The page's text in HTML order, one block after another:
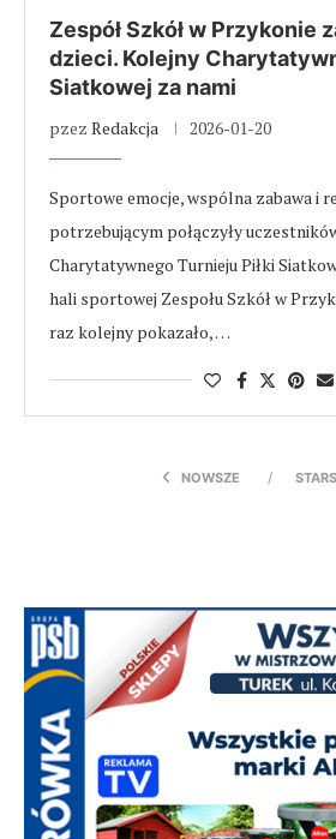
Zespół Szkół w Przykonie
dzieci. Kolejny
Siatkowej za nami
pzez Redakcja 2026-01-20
Sportowe emocje, wspólna zabawa i
potrzebującym połączyły
Charytatywnego Turnieju Piłki
hali sportowej Zespołu Szkół w
raz kolejny pokazało, …
NOWSZE